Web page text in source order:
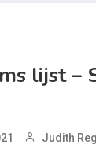
lijst –
Judith